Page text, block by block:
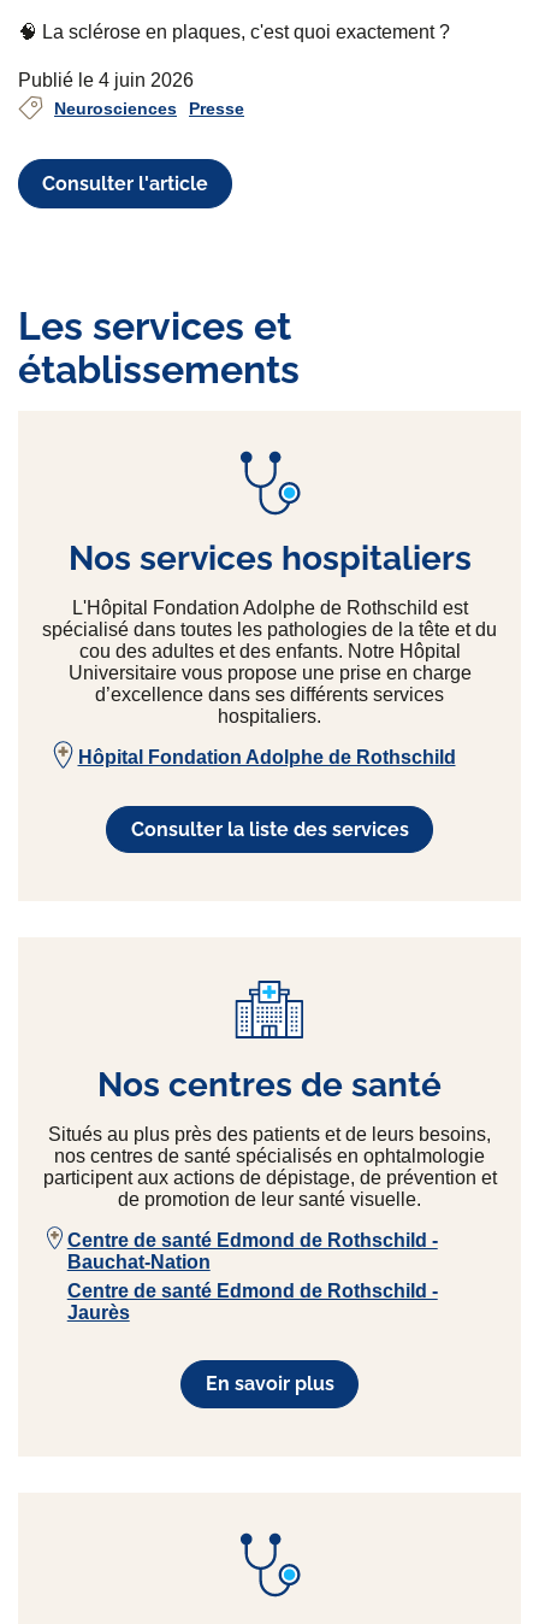
🧠 La sclérose en plaques, c'est quoi exactement ?
Publié le 4 juin 2026
Neurosciences Presse
Consulter l'article
Les services et
établissements
Nos services hospitaliers
L'Hôpital Fondation Adolphe de Rothschild est
spécialisé dans toutes les pathologies de la tête et du
cou des adultes et des enfants. Notre Hôpital
Universitaire vous propose une prise en charge
d’excellence dans ses différents services
hospitaliers.
Hôpital Fondation Adolphe de Rothschild
Consulter la liste des services
Nos centres de santé
Situés au plus près des patients et de leurs besoins,
nos centres de santé spécialisés en ophtalmologie
participent aux actions de dépistage, de prévention et
de promotion de leur santé visuelle.
Centre de santé Edmond de Rothschild -
Bauchat-Nation
Centre de santé Edmond de Rothschild -
Jaurès
En savoir plus